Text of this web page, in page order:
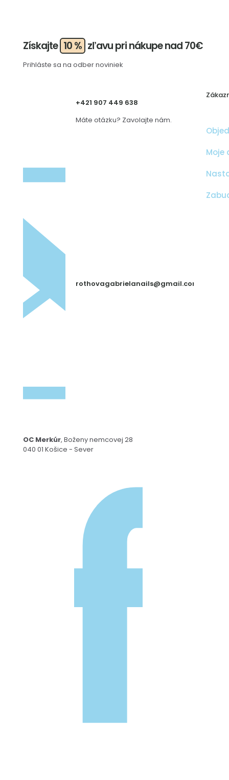
Získajte 10 % zľavu pri nákupe nad 70€
Prihláste sa na odber noviniek
+421 907 449 638
Máte otázku? Zavolajte nám.
rothovagabrielanails@gmail.com
OC Merkúr, Boženy nemcovej 28
040 01 Košice - Sever
Moje